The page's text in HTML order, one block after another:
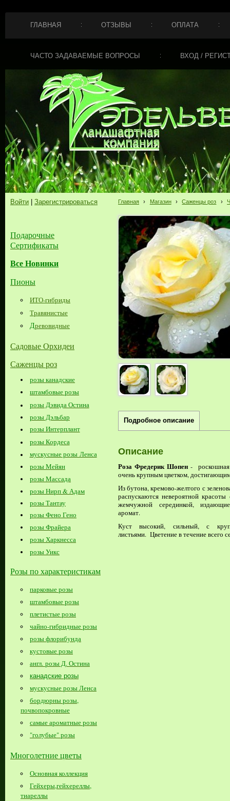
ГЛАВНАЯ ОТЗЫВЫ ОПЛАТА
ЧАСТО ЗАДАВАЕМЫЕ ВОПРОСЫ ВХОД /
Войти Зарегистрироваться
Подарочные
Сертификаты
Все Новинки
Пионы
ИТО-гибриды
Травянистые
Древовидные
Садовые Орхидеи
Саженцы роз
розы канадские
штамбовые розы
розы Дэвида Остина
розы Дэльбар
розы Интерплант
розы Кордеса
мускусные розы Ленса
розы Мейян
розы Массада
розы Нирп & Адам
розы Тантау
розы Фено Гено
розы Фрайера
розы Харкнесса
розы Уикс
Розы по характеристикам
парковые розы
штамбовые розы
плетистые розы
чайно-гибридные розы
розы флорибунда
кустовые розы
англ. розы Д. Остина
канадские розы
мускусные розы Ленса
бордюрны розы,
почвопокровные
самые ароматные розы
"голубые" розы
Многолетние цветы
Основная коллекция
Гейхеры,гейхереллы,
тиареллы
Главная › Магазин › Саженцы роз ›
Подробное описание
Описание
Роза Фредерик Шопен - роскошная
очень крупным цветком,
Из бутона, кремово-желтого с
распускаются невероятной
жемчужной серединкой,
аромат.
Куст высокий, сильный, с
листьями. Цветение в течение всего